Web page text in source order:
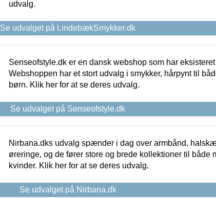
udvalg.
Se udvalget på LindebækSmykker.dk
Senseofstyle.dk er en dansk webshop som har
Webshoppen har et stort udvalg i smykker, hårpynt til
børn. Klik her for at se deres udvalg.
Se udvalget på Senseofstyle.dk
Nirbana.dks udvalg spænder i dag over armbånd,
øreringe, og de fører store og brede kollektioner til både
kvinder. Klik her for at se deres udvalg.
Se udvalget på Nirbana.dk